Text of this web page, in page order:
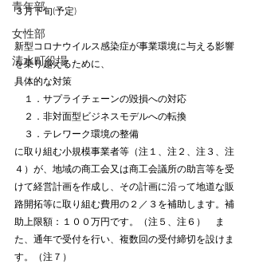
青年部
女性部
清水町役場
３月下旬(予定)
新型コロナウイルス感染症が事業環境に与える影響
を乗り越えるために、
具体的な対策
１．サプライチェーンの毀損への対応
２．非対面型ビジネスモデルへの転換
３．テレワーク環境の整備
に取り組む小規模事業者等（注１、注２、注３、注
４）が、地域の商工会又は商工会議所の助言等を受
けて経営計画を作成し、その計画に沿って地道な販
路開拓等に取り組む費用の２／３を補助します。補
助上限額：１００万円です。（注５、注６）　ま
た、通年で受付を行い、複数回の受付締切を設けま
す。（注７）